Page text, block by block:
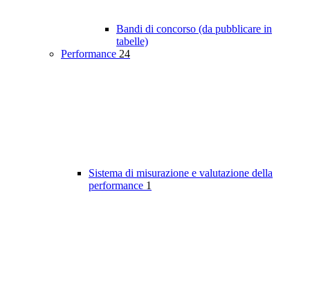
Bandi di concorso (da pubblicare in
tabelle)
Performance 24
Sistema di misurazione e valutazione della
performance 1